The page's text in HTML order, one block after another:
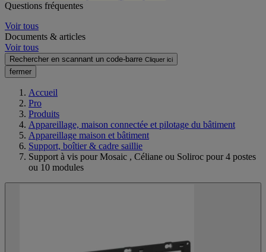
Questions fréquentes
Voir tous
Documents & articles
Voir tous
Rechercher en scannant un code-barre Cliquer ici
fermer
Accueil
Pro
Produits
Appareillage, maison connectée et pilotage du bâtiment
Appareillage maison et bâtiment
Support, boîtier & cadre saillie
Support à vis pour Mosaic , Céliane ou Soliroc pour 4 postes
ou 10 modules